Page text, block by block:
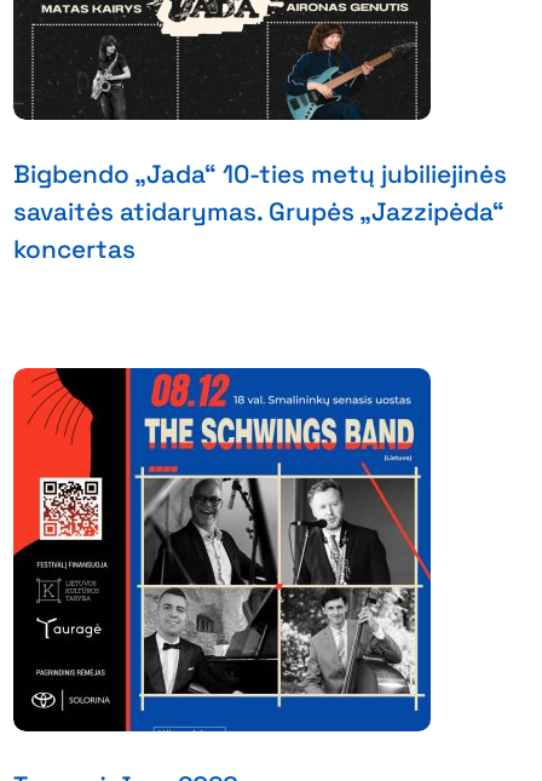
Bigbendo „Jada“ 10-ties metų jubiliejinės
savaitės atidarymas. Grupės „Jazzipėda“
koncertas